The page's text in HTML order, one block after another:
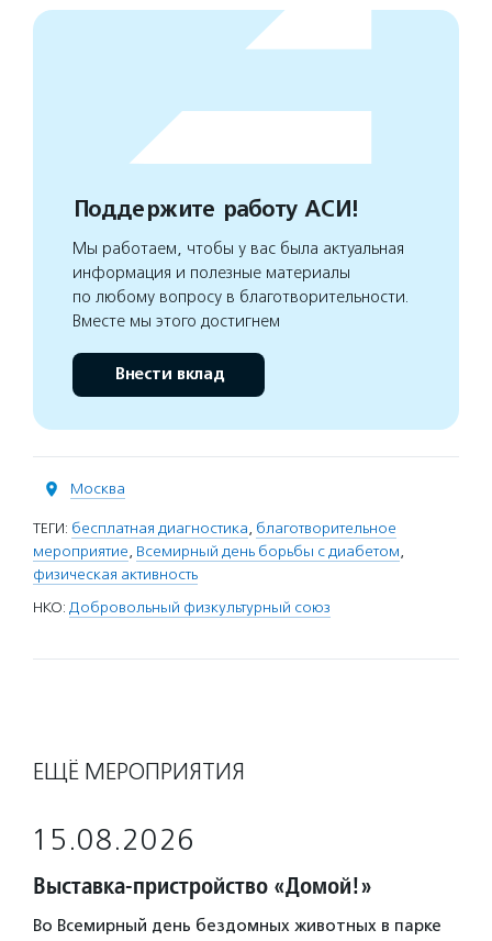
Поддержите работу АСИ!
Мы работаем, чтобы у вас была актуальная
информация и полезные материалы
по любому вопросу в благотворительности.
Вместе мы этого достигнем
Внести вклад
Москва
ТЕГИ: бесплатная диагностика, благотворительное
мероприятие, Всемирный день борьбы с диабетом,
физическая активность
НКО: Добровольный физкультурный союз
ЕЩЁ МЕРОПРИЯТИЯ
15.08.2026
Выставка-пристройство «Домой!»
Во Всемирный день бездомных животных в парке